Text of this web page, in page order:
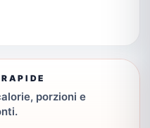
porzioni e